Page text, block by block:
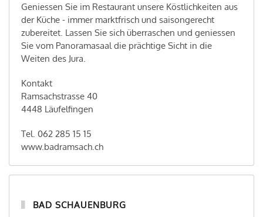
Geniessen Sie im Restaurant unsere Köstlichkeiten aus
der Küche - immer marktfrisch und saisongerecht
zubereitet. Lassen Sie sich überraschen und geniessen
Sie vom Panoramasaal die prächtige Sicht in die
Weiten des Jura.
Kontakt
Ramsachstrasse 40
4448 Läufelfingen
Tel. 062 285 15 15
www.badramsach.ch
BAD SCHAUENBURG